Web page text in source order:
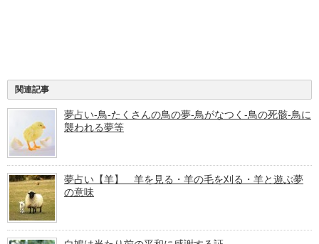
関連記事
夢占い-鳥-たくさんの鳥の夢-鳥がなつく-鳥の死骸-鳥に
襲われる夢等
夢占い【羊】 羊を見る・羊の毛を刈る・羊と遊ぶ夢
の意味